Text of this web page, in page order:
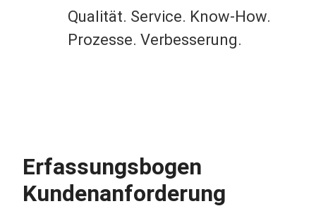
Qualität. Service. Know-How.
Prozesse. Verbesserung.
Erfassungsbogen
Kundenanforderung